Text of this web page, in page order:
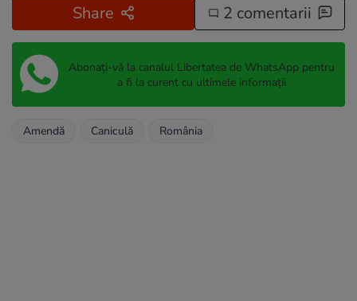
Share 2 comentarii
Abonați-vă la canalul Libertatea de WhatsApp pentru
a fi la curent cu ultimele informații
Amendă Caniculă România